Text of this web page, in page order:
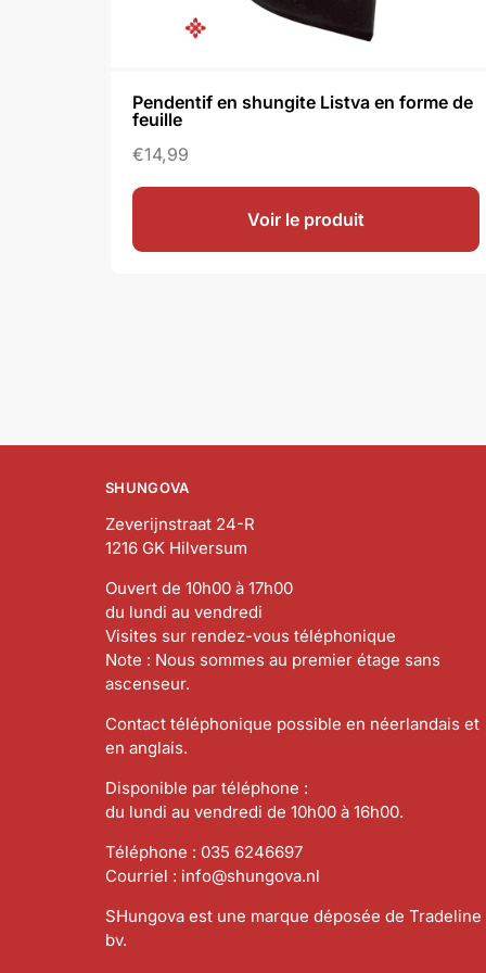
Pendentif en shungite Listva en forme de
feuille
€14,99
Voir le produit
SHUNGOVA
Zeverijnstraat 24-R
1216 GK Hilversum
Ouvert de 10h00 à 17h00
du lundi au vendredi
Visites sur rendez-vous téléphonique
Note : Nous sommes au premier étage sans
ascenseur.
Contact téléphonique possible en néerlandais et
en anglais.
Disponible par téléphone :
du lundi au vendredi de 10h00 à 16h00.
Téléphone : 035 6246697
Courriel : info@shungova.nl
SHungova est une marque déposée de Tradeline
bv.